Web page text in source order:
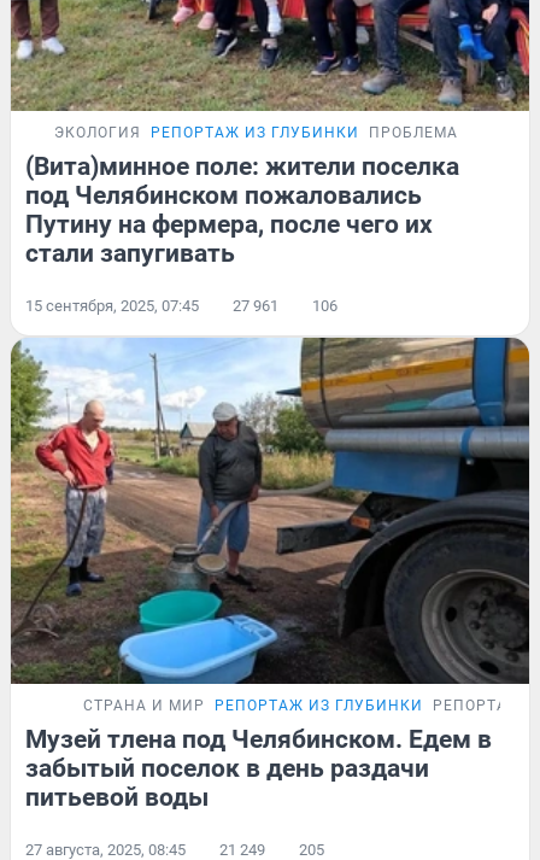
ЭКОЛОГИЯ РЕПОРТАЖ ИЗ ГЛУБИНКИ ПРОБЛЕМА
(Вита)минное поле: жители поселка
под Челябинском пожаловались
Путину на фермера, после чего их
стали запугивать
15 сентября, 2025, 07:45 27 961 106
СТРАНА И МИР РЕПОРТАЖ ИЗ ГЛУБИНКИ РЕПОРТАЖ
Музей тлена под Челябинском. Едем в
забытый поселок в день раздачи
питьевой воды
27 августа, 2025, 08:45 21 249 205